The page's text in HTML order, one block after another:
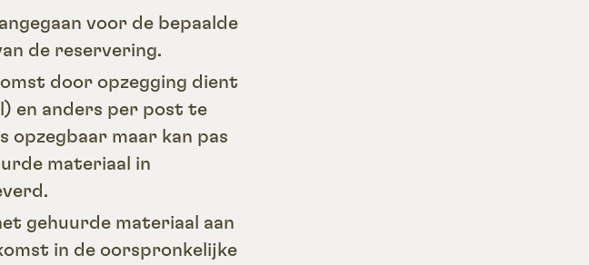
voor de bepaalde
de reservering.
door opzegging dient
en anders per post te
opzegbaar maar kan pas
materiaal in
gehuurde materiaal aan
in de oorspronkelijke